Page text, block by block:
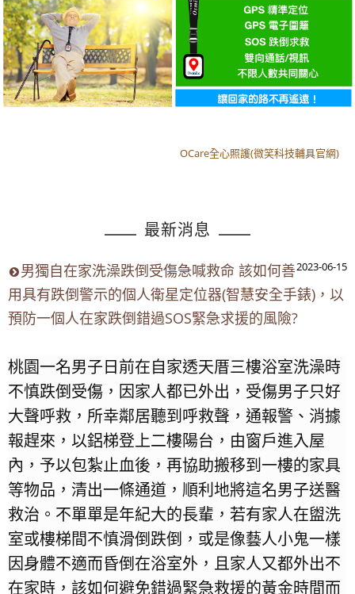
OCare全心照護(微笑科技輔具官網)
最新消息
2023-06-15
男獨自在家洗澡跌倒受傷急喊救命 該如何善
用具有跌倒警示的個人衛星定位器(智慧安全手錶)，以
預防一個人在家跌倒錯過SOS緊急求援的風險?
桃園一名男子日前在自家透天厝三樓浴室洗澡時
不慎跌倒受傷，因家人都已外出，受傷男子只好
大聲呼救，所幸鄰居聽到呼救聲，通報警、消據
報趕來，以鋁梯登上二樓陽台，由窗戶進入屋
內，予以包紮止血後，再協助搬移到一樓的家具
等物品，清出一條通道，順利地將這名男子送醫
救治。不單單是年紀大的長輩，若有家人在盥洗
室或樓梯間不慎滑倒跌倒，或是像藝人小鬼一樣
因身體不適而昏倒在浴室外，且家人又都外出不
在家時，該如何避免錯過緊急救援的黃金時間而